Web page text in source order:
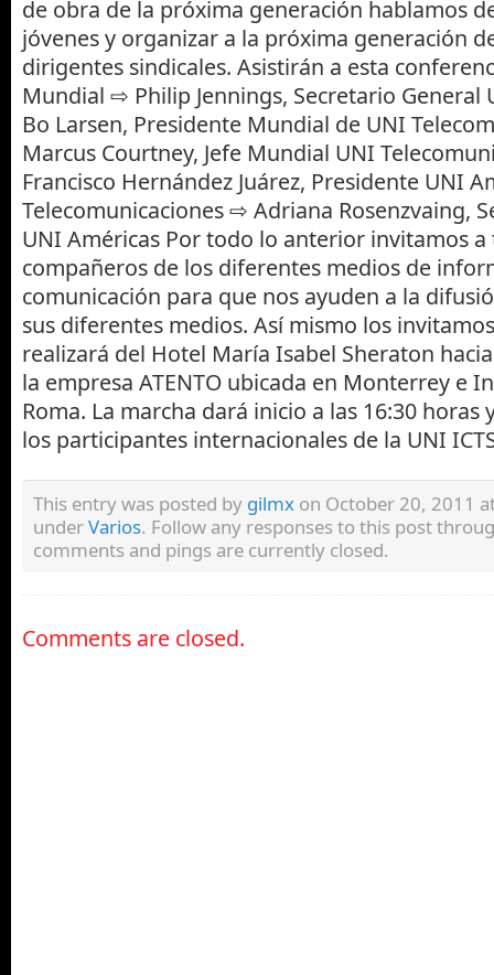
de obra de la próxima generación hablamos
jóvenes y organizar a la próxima generación
dirigentes sindicales. Asistirán a esta
Mundial ⇨ Philip Jennings, Secretario
Bo Larsen, Presidente Mundial de UNI
Marcus Courtney, Jefe Mundial UNI
Francisco Hernández Juárez, Presidente UNI
Telecomunicaciones ⇨ Adriana Rosenzvaing,
UNI Américas Por todo lo anterior invitamos a
compañeros de los diferentes medios de
comunicación para que nos ayuden a la
sus diferentes medios. Así mismo los
realizará del Hotel María Isabel Sheraton
la empresa ATENTO ubicada en Monterrey e
Roma. La marcha dará inicio a las 16:30
los participantes internacionales de la UNI
This entry was posted by gilmx on October 20, 2011
underVarios. Follow any responses to this post
comments and pings are currently closed.
Comments are closed.